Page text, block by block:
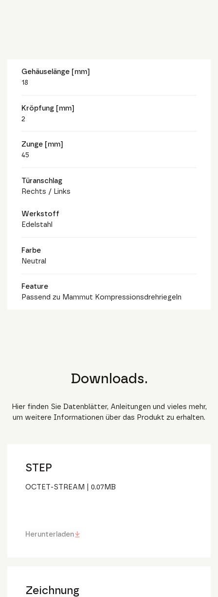
Gehäuselänge [mm]
18
Kröpfung [mm]
2
Zunge [mm]
45
Türanschlag
Rechts / Links
Werkstoff
Edelstahl
Farbe
Neutral
Feature
Passend zu Mammut Kompressionsdrehriegeln
Downloads.
Hier finden Sie Datenblätter, Anleitungen und vieles mehr,
um weitere Informationen über das Produkt zu erhalten.
STEP
OCTET-STREAM 0.07MB
Herunterladen
Zeichnung